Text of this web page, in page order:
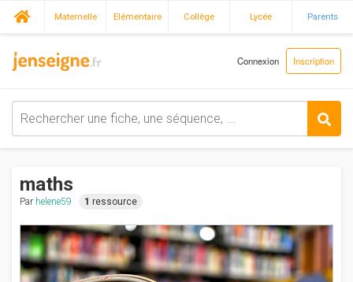
Maternelle Elémentaire Collège Lycée Parents
Connexion Inscription
maths
Par helene59 1 ressource